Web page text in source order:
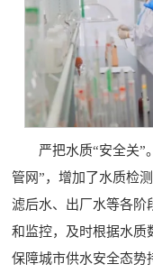
严把水质“安全关”
管网”，增加了水质检
滤后水、出厂水等各阶
和监控，及时根据水质
保障城市供水安全态势